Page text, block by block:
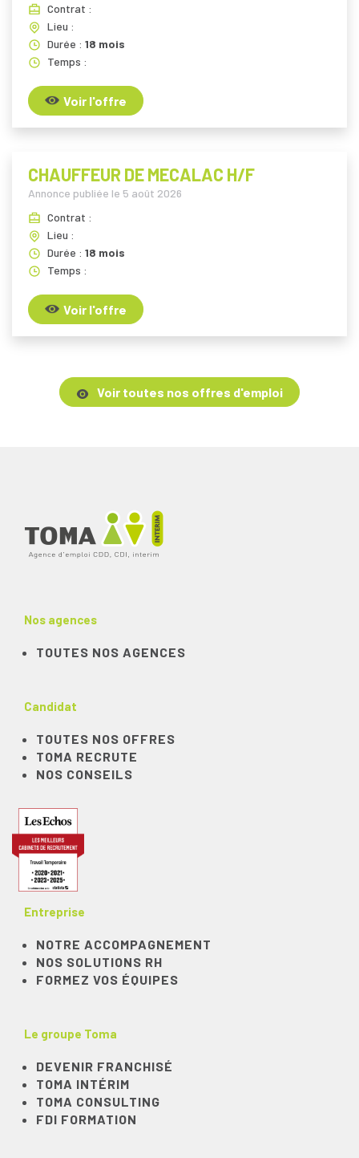
Contrat :
Lieu :
Durée : 18 mois
Temps :
Voir l'offre
CHAUFFEUR DE MECALAC H/F
Annonce publiée le 5 août 2026
Contrat :
Lieu :
Durée : 18 mois
Temps :
Voir l'offre
Voir toutes nos offres d'emploi
Nos agences
TOUTES NOS AGENCES
Candidat
TOUTES NOS OFFRES
TOMA RECRUTE
NOS CONSEILS
Entreprise
NOTRE ACCOMPAGNEMENT
NOS SOLUTIONS RH
FORMEZ VOS ÉQUIPES
Le groupe Toma
DEVENIR FRANCHISÉ
TOMA INTÉRIM
TOMA CONSULTING
FDI FORMATION